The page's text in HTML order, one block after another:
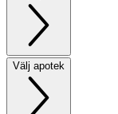
Välj apotek